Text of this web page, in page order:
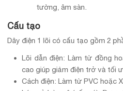
tường, âm sàn.
Cấu tạo
Dây điện 1 lõi có cấu tạo gồm 2
Lõi dẫn điện: Làm từ đồng
cao giúp giảm điện trở và tối
Cách điện: Làm từ PVC hoặc